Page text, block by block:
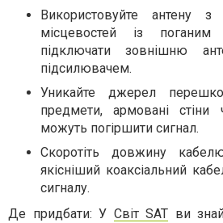
Використовуйте антену
місцевостей із
підключати зовнішню
підсилювачем.
Уникайте джерел
предмети, армовані стіни
можуть погіршити сигнал.
Скоротіть довжину
якісніший коаксіальний
сигналу.
Де придбати: У Світ SAT ви